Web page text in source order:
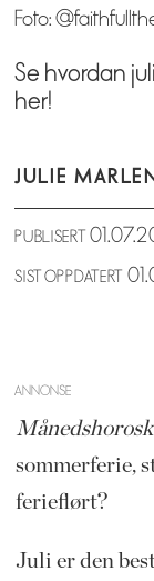
Foto:
Se hvordan
her!
JULIE
PUBLISERT
SIST OPPDATERT
ANNONSE
sommerferie,
ferieflørt?
Juli er den